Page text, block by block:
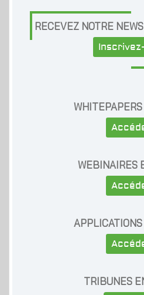
RECEVEZ NOTRE
WEBINAIRES
TRIBUNES